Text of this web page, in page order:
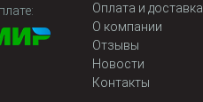
Оплата и доставка
О компании
Отзывы
Новости
Контакты